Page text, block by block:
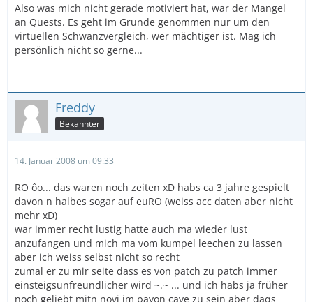
Also was mich nicht gerade motiviert hat, war der Mangel
an Quests. Es geht im Grunde genommen nur um den
virtuellen Schwanzvergleich, wer mächtiger ist. Mag ich
persönlich nicht so gerne...
Freddy
Bekannter
14. Januar 2008 um 09:33
RO ôo... das waren noch zeiten xD habs ca 3 jahre gespielt
davon n halbes sogar auf euRO (weiss acc daten aber nicht
mehr xD)
war immer recht lustig hatte auch ma wieder lust
anzufangen und mich ma vom kumpel leechen zu lassen
aber ich weiss selbst nicht so recht
zumal er zu mir seite dass es von patch zu patch immer
einsteigsunfreundlicher wird ~.~ ... und ich habs ja früher
noch geliebt mitn novi im payon cave zu sein aber daqs